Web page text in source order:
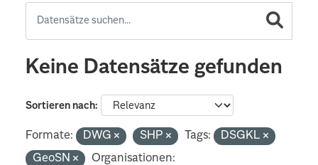
Keine Datensätze gefunden
Sortieren nach
Formate: DWG SHP Tags:
DSGKL
GeoSN
Organisationen: